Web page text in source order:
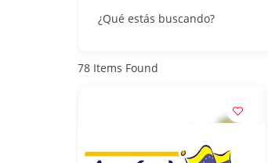
¿Qué estás buscando?
78 Items Found